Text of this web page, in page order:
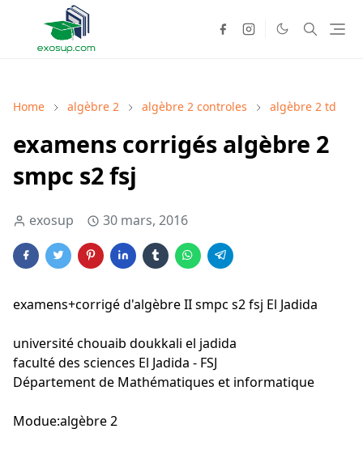
Home algèbre 2 algèbre 2 controles algèbre 2 td
examens corrigés algèbre 2
smpc s2 fsj
exosup 30 mars, 2016
examens+corrigé d'algèbre II smpc s2 fsj El Jadida
université chouaib doukkali el jadida
faculté des sciences El Jadida - FSJ
Département de Mathématiques et informatique
Modue:algèbre 2